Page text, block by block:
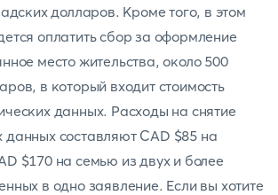
долларов. Кроме того, в этом
оплатить сбор за оформление
место жительства, около 500
в который входит стоимость
данных. Расходы на снятие
данных составляют CAD $85 на
$170 на семью из двух и более
в одно заявление. Если вы хотите